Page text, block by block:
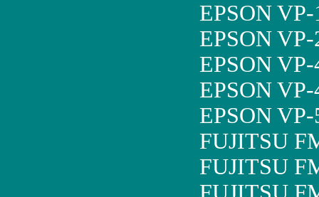
EPSON VP-
EPSON VP-
EPSON VP-
EPSON VP-
EPSON VP-
FUJITSU
FUJITSU